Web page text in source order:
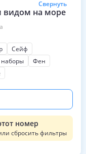
видом на море
Свернуть
Сейф
наборы
Фен
номер
сбросить фильтры